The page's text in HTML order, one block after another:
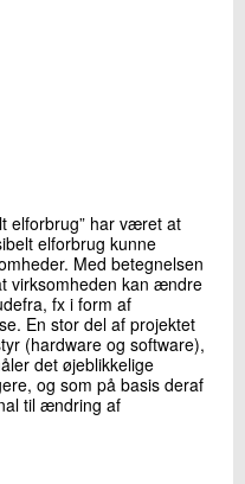
elforbrug” har været at
elforbrug kunne
Med betegnelsen
virksomheden kan ændre
fx i form af
En stor del af projektet
(hardware og software),
det øjeblikkelige
og som på basis deraf
til ændring af